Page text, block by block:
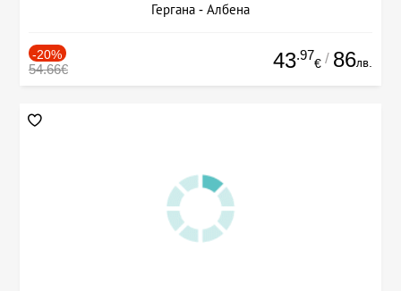
Гергана - Албена
-20%
54.66€ 43.97
€ / 86лв.